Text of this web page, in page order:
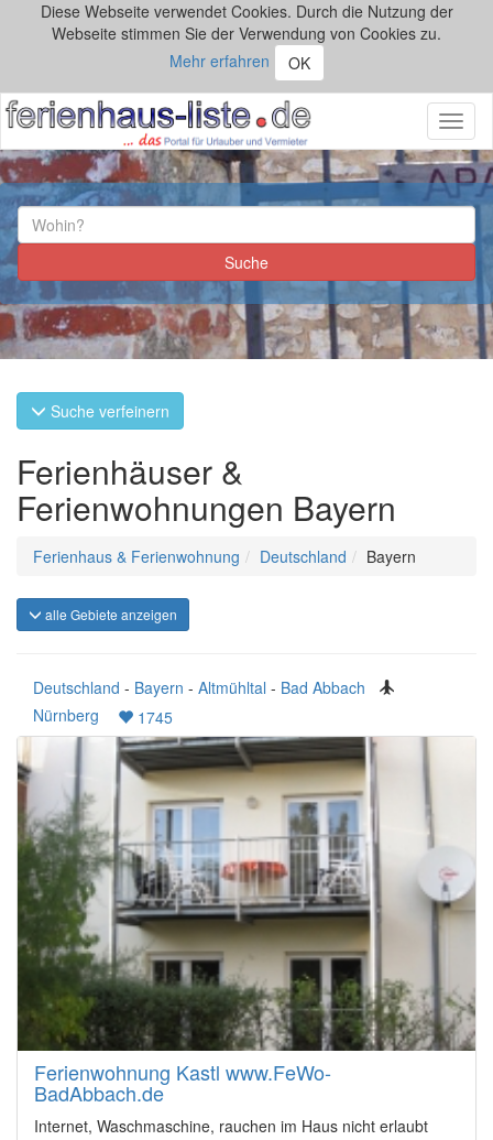
Diese Webseite verwendet Cookies. Durch die Nutzung der
Webseite stimmen Sie der Verwendung von Cookies zu.
Mehr erfahren
OK
Suche verfeinern
Ferienhäuser &
Ferienwohnungen Bayern
Ferienhaus & Ferienwohnung Deutschland Bayern
alle Gebiete anzeigen
Deutschland - Bayern - Altmühltal - Bad Abbach
Nürnberg
1745
Ferienwohnung Kastl www.FeWo-
BadAbbach.de
Internet, Waschmaschine, rauchen im Haus nicht erlaubt